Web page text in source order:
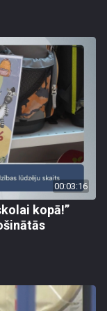
00:03:16
kopā!”